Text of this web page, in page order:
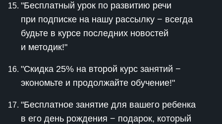
"Бесплатный урок по развитию речи
при подписке на нашу рассылку − всегда
будьте в курсе последних новостей
и методик!"
"Скидка 25% на второй курс занятий −
экономьте и продолжайте обучение!"
"Бесплатное занятие для вашего ребенка
в его день рождения − подарок, который